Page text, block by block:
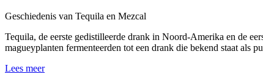
Geschiedenis van Tequila en Mezcal
Tequila, de eerste gedistilleerde drank in Noord-Amerika en de
magueyplanten fermenteerden tot een drank die bekend staat als
Lees meer